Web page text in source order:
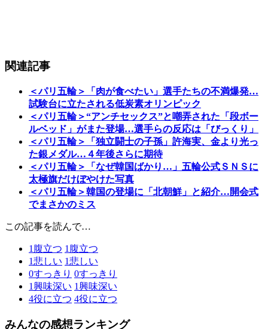
関連記事
＜パリ五輪＞「肉が食べたい」選手たちの不満爆発…
試験台に立たされる低炭素オリンピック
＜パリ五輪＞“アンチセックス”と嘲弄された「段ボー
ルベッド」がまた登場…選手らの反応は「びっくり」
＜パリ五輪＞「独立闘士の子孫」許海実、金より光っ
た銀メダル…４年後さらに期待
＜パリ五輪＞「なぜ韓国ばかり…」五輪公式ＳＮＳに
太極旗だけぼやけた写真
＜パリ五輪＞韓国の登場に「北朝鮮」と紹介…開会式
でまさかのミス
この記事を読んで…
1 腹立つ 1 腹立つ
1悲しい 1悲しい
0すっきり 0すっきり
1興味深い 1興味深い
4役に立つ 4役に立つ
みんなの感想ランキング